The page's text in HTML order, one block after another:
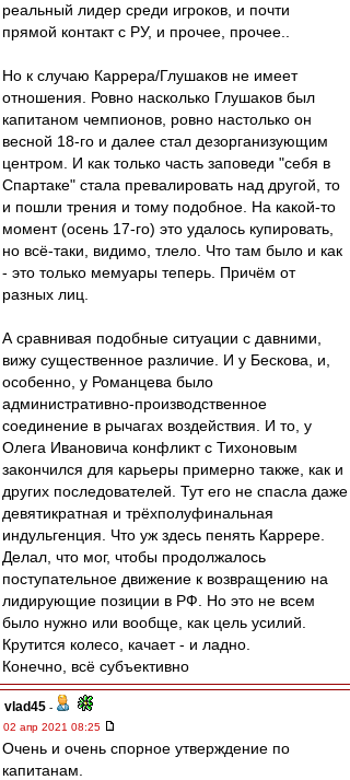
реальный лидер среди игроков, и почти
прямой контакт с РУ, и прочее, прочее..
Но к случаю Каррера/Глушаков не имеет
отношения. Ровно насколько Глушаков был
капитаном чемпионов, ровно настолько он
весной 18-го и далее стал дезорганизующим
центром. И как только часть заповеди "себя в
Спартаке" стала превалировать над другой, то
и пошли трения и тому подобное. На какой-то
момент (осень 17-го) это удалось купировать,
но всё-таки, видимо, тлело. Что там было и как
- это только мемуары теперь. Причём от
разных лиц.
А сравнивая подобные ситуации с давними,
вижу существенное различие. И у Бескова, и,
особенно, у Романцева было
административно-производственное
соединение в рычагах воздействия. И то, у
Олега Ивановича конфликт с Тихоновым
закончился для карьеры примерно также, как и
других последователей. Тут его не спасла даже
девятикратная и трёхполуфинальная
индульгенция. Что уж здесь пенять Каррере.
Делал, что мог, чтобы продолжалось
поступательное движение к возвращению на
лидирующие позиции в РФ. Но это не всем
было нужно или вообще, как цель усилий.
Крутится колесо, качает - и ладно.
Конечно, всё субъективно
vlad45 -
02 апр 2021 08:25
Очень и очень спорное утверждение по
капитанам.